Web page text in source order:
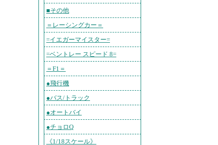
■その他
＝レーシングカー＝
=イエガーマイスター=
=ベントレー スピード 8=
＝F1＝
●飛行機
●バス/トラック
●オートバイ
●チョロQ
《1/18スケール》